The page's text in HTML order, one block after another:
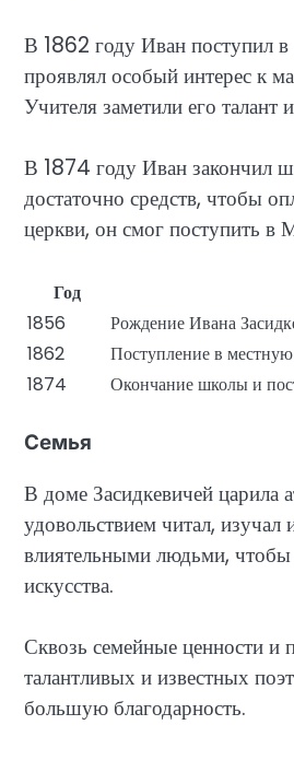
В 1862 году Иван поступил
проявлял особый интерес к
Учителя заметили его талант
В 1874 году Иван закончил
достаточно средств, чтобы
церкви, он смог поступить в
Год
1856
Рождение Ивана
1862
Поступление в
1874
Окончание школы и
Семья
В доме Засидкевичей царила
удовольствием читал,
влиятельными людьми,
искусства.
Сквозь семейные ценности и
талантливых и известных
большую благодарность.